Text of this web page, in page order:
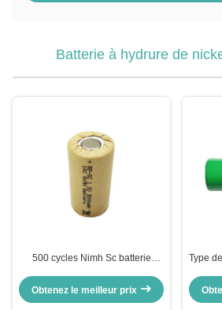
Batterie à hydrure de
500 cycles Nimh Sc batterie
rechargeable
Obtenez le meilleur prix
Type